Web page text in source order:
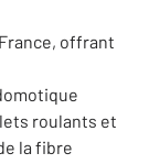
offrant
roulants et
la fibre